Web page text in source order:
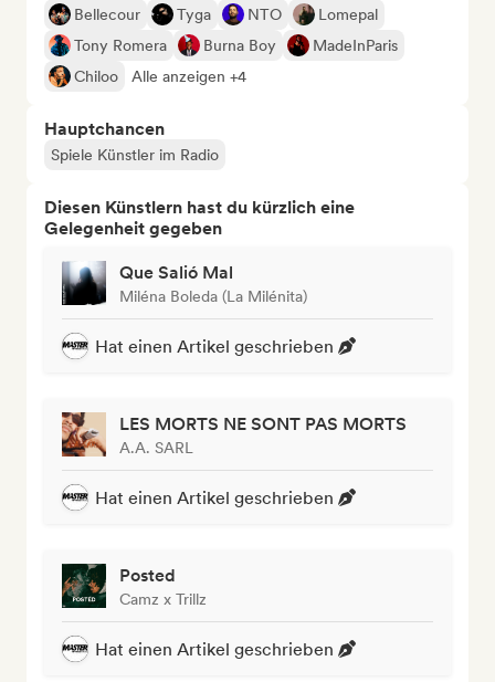
Bellecour Tyga NTO
Lomepal
Tony Romera
Burna Boy
MadeInParis
Chiloo
Alle anzeigen +4
Hauptchancen
Spiele Künstler im Radio
Diesen Künstlern hast du kürzlich eine
Gelegenheit gegeben
Que Salió Mal
Miléna Boleda (La Milénita)
Hat einen Artikel geschrieben
LES MORTS NE SONT PAS MORTS
A.A. SARL
Hat einen Artikel geschrieben
Posted
Camz x Trillz
Hat einen Artikel geschrieben